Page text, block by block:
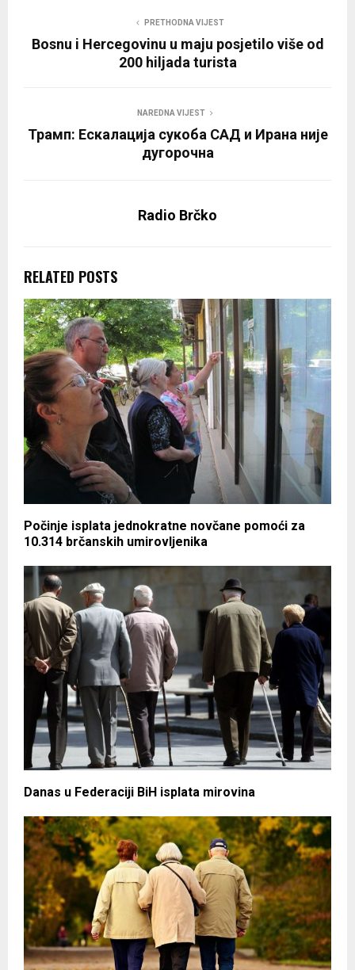
PRETHODNA VIJEST
Bosnu i Hercegovinu u maju posjetilo više od
200 hiljada turista
NAREDNA VIJEST
Трамп: Ескалација сукоба САД и Ирана није
дугорочна
Radio Brčko
RELATED POSTS
Počinje isplata jednokratne novčane pomoći za
10.314 brčanskih umirovljenika
Danas u Federaciji BiH isplata mirovina